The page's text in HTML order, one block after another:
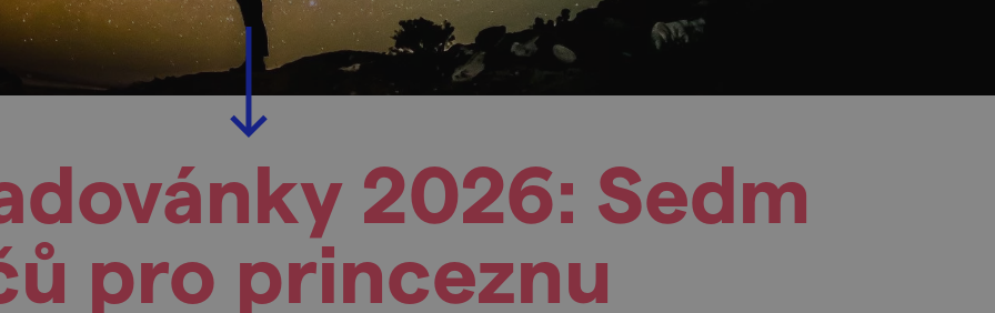
2026: Sedm
pro princeznu